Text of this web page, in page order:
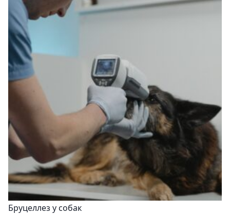
Бруцеллез у собак